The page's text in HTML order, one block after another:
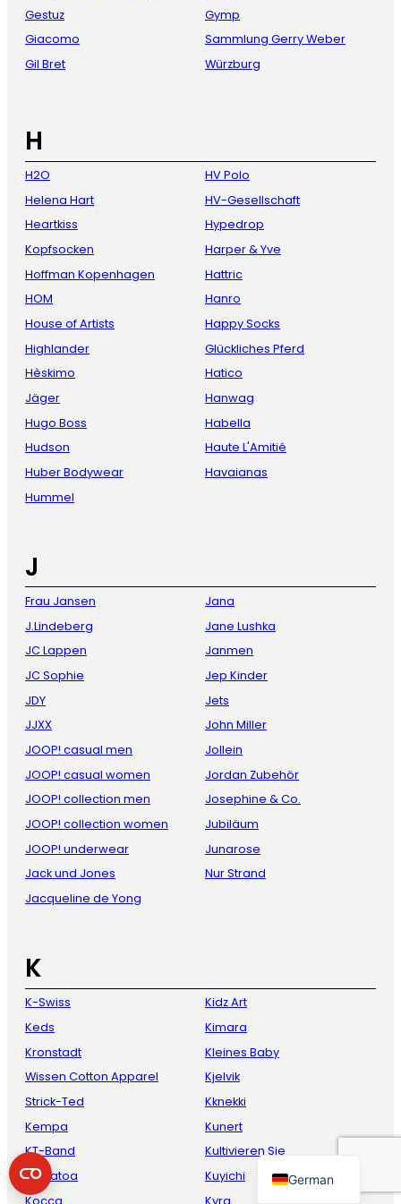
Gestuz
Giacomo
Gil Bret
Gymp
Sammlung Gerry Weber
Würzburg
H
H2O
Helena Hart
Heartkiss
Kopfsocken
Hoffman Kopenhagen
HOM
House of Artists
Highlander
Hèskimo
Jäger
Hugo Boss
Hudson
Huber Bodywear
Hummel
HV Polo
HV-Gesellschaft
Hypedrop
Harper & Yve
Hattric
Hanro
Happy Socks
Glückliches Pferd
Hatico
Hanwag
Habella
Haute L'Amitié
Havaianas
J
Frau Jansen
J.Lindeberg
JC Lappen
JC Sophie
JDY
JJXX
JOOP! casual men
JOOP! casual women
JOOP! collection men
JOOP! collection women
JOOP! underwear
Jack und Jones
Jacqueline de Yong
Jana
Jane Lushka
Janmen
Jep Kinder
Jets
John Miller
Jollein
Jordan Zubehör
Josephine & Co.
Jubiläum
Junarose
Nur Strand
K
K-Swiss
Keds
Kronstadt
Wissen Cotton Apparel
Strick-Ted
Kempa
KT-Band
Krakatoa
Kocca
Kidz Art
Kimara
Kleines Baby
Kjelvik
Kknekki
Kunert
Kultivieren Sie
Kuyichi
Kyra
German